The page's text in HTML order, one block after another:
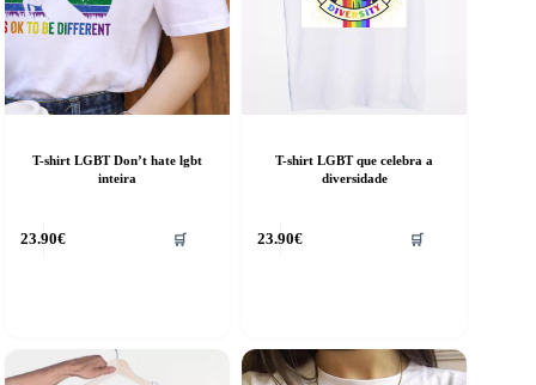
T-shirt LGBT Don’t hate lgbt
inteira
23.90€ 🛒
T-shirt LGBT que celebra a
diversidade
23.90€ 🛒
product
options
may